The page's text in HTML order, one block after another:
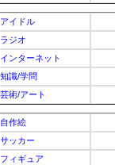
アイドル
ラジオ
インターネット
知識/学問
芸術/アート
自作絵
サッカー
フィギュア